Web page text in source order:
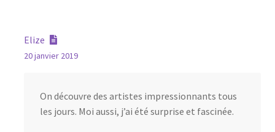
Elize
20 janvier 2019
On découvre des artistes impressionnants tous
les jours. Moi aussi, j’ai été surprise et fascinée.